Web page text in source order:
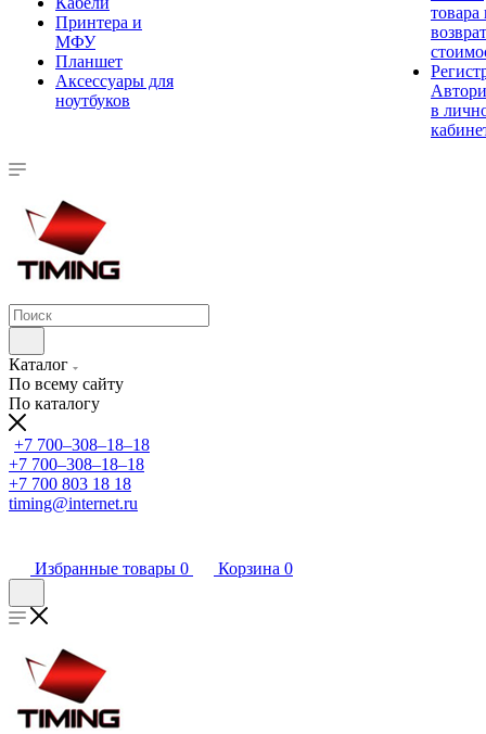
Принтера и
МФУ
Планшет
Аксессуары для
ноутбуков
товара
в
Каталог
По всему сайту
По каталогу
+7 700‒308‒18‒18
+7 700‒308‒18‒18
+7 700 803 18 18
timing@internet.ru
Избранные товары 0 Корзина 0